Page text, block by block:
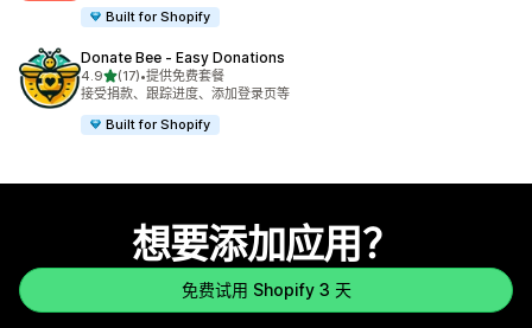
Built for Shopify
Donate Bee ‑ Easy Donations
4.9星（满分 5 星）
(17)
总共 17 条评论
•提供免费套餐
接受捐款、跟踪进度、添加登录页等
Built for Shopify
想要添加应用？
免费试用 Shopify 3 天